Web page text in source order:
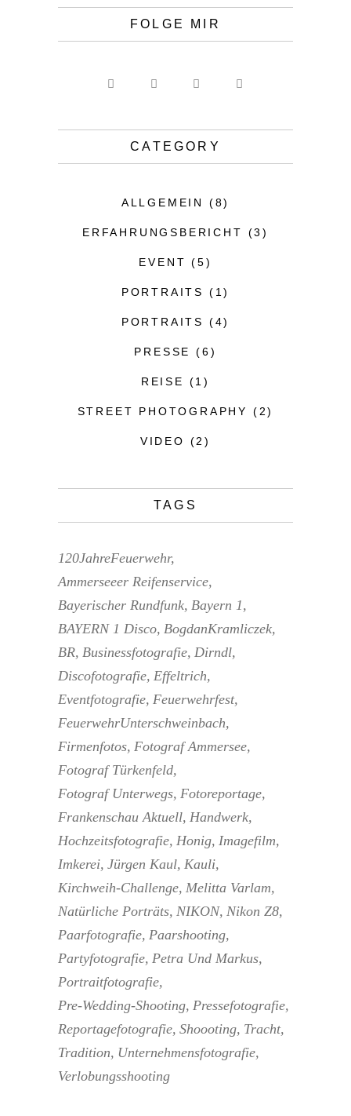
FOLGE MIR
CATEGORY
ALLGEMEIN (8)
ERFAHRUNGSBERICHT (3)
EVENT (5)
PORTRAITS (1)
PORTRAITS (4)
PRESSE (6)
REISE (1)
STREET PHOTOGRAPHY (2)
VIDEO (2)
TAGS
120JahreFeuerwehr
Ammerseeer Reifenservice
Bayerischer Rundfunk Bayern 1
BAYERN 1 Disco BogdanKramliczek
BR Businessfotografie Dirndl
Discofotografie Effeltrich
Eventfotografie Feuerwehrfest
FeuerwehrUnterschweinbach
Firmenfotos Fotograf Ammersee
Fotograf Türkenfeld
Fotograf Unterwegs Fotoreportage
Frankenschau Aktuell Handwerk
Hochzeitsfotografie Honig Imagefilm
Imkerei Jürgen Kaul Kauli
Kirchweih-Challenge Melitta Varlam
Natürliche Porträts NIKON Nikon Z8
Paarfotografie Paarshooting
Partyfotografie Petra Und Markus
Portraitfotografie
Pre-Wedding-Shooting Pressefotografie
Reportagefotografie Shoooting Tracht
Tradition Unternehmensfotografie
Verlobungsshooting